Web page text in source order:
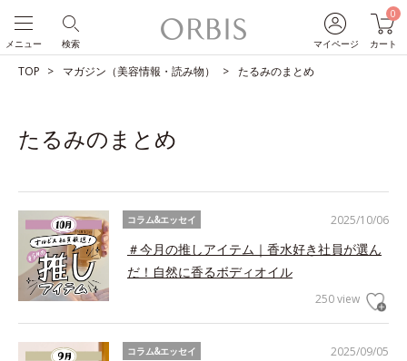
マイページ
0
カート
検索
メニュー
TOP マガジン（美容情報・読み物） たるみのまとめ
たるみのまとめ
2025/10/06
コラム&エッセイ
＃今月の推しアイテム｜香水好き社員が選ん
だ！自然に香るボディオイル
250 view
2025/09/05
コラム&エッセイ